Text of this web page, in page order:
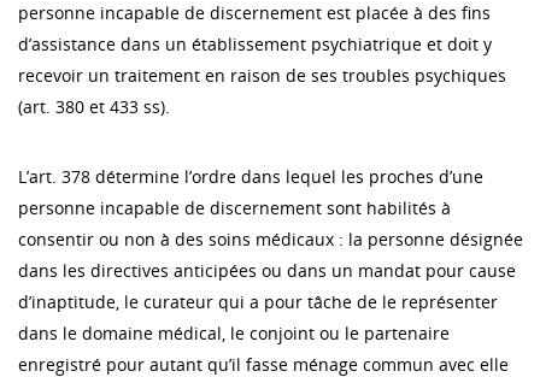
personne incapable de discernement est placée à des fins
d’assistance dans un établissement psychiatrique et doit y
recevoir un traitement en raison de ses troubles psychiques
(art. 380 et 433 ss).
L’art. 378 détermine l’ordre dans lequel les proches d’une
personne incapable de discernement sont habilités à
consentir ou non à des soins médicaux : la personne désignée
dans les directives anticipées ou dans un mandat pour cause
d’inaptitude, le curateur qui a pour tâche de le représenter
dans le domaine médical, le conjoint ou le partenaire
enregistré pour autant qu’il fasse ménage commun avec elle